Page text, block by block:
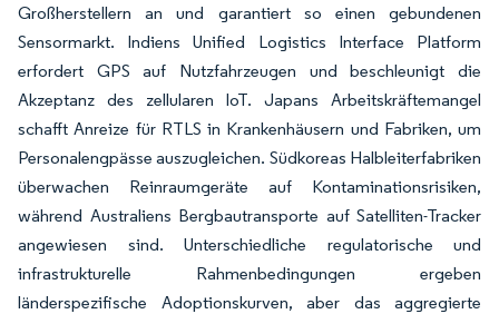
Großherstellern an und garantiert so einen gebundenen
Sensormarkt. Indiens Unified Logistics Interface Platform
erfordert GPS auf Nutzfahrzeugen und beschleunigt die
Akzeptanz des zellularen IoT. Japans Arbeitskräftemangel
schafft Anreize für RTLS in Krankenhäusern und Fabriken, um
Personalengpässe auszugleichen. Südkoreas Halbleiterfabriken
überwachen Reinraumgeräte auf Kontaminationsrisiken,
während Australiens Bergbautransporte auf Satelliten-Tracker
angewiesen sind. Unterschiedliche regulatorische und
infrastrukturelle Rahmenbedingungen ergeben
länderspezifische Adoptionskurven, aber das aggregierte